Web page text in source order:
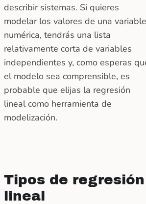
describir sistemas. Si quieres
modelar los valores de una variable
numérica, tendrás una lista
relativamente corta de variables
independientes y, como esperas
el modelo sea comprensible, es
probable que elijas la regresión
lineal como herramienta de
modelización.
Tipos de regresión
lineal